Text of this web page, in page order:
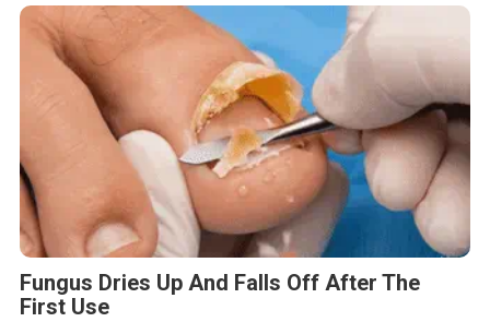
Fungus Dries Up And Falls Off After The
First Use